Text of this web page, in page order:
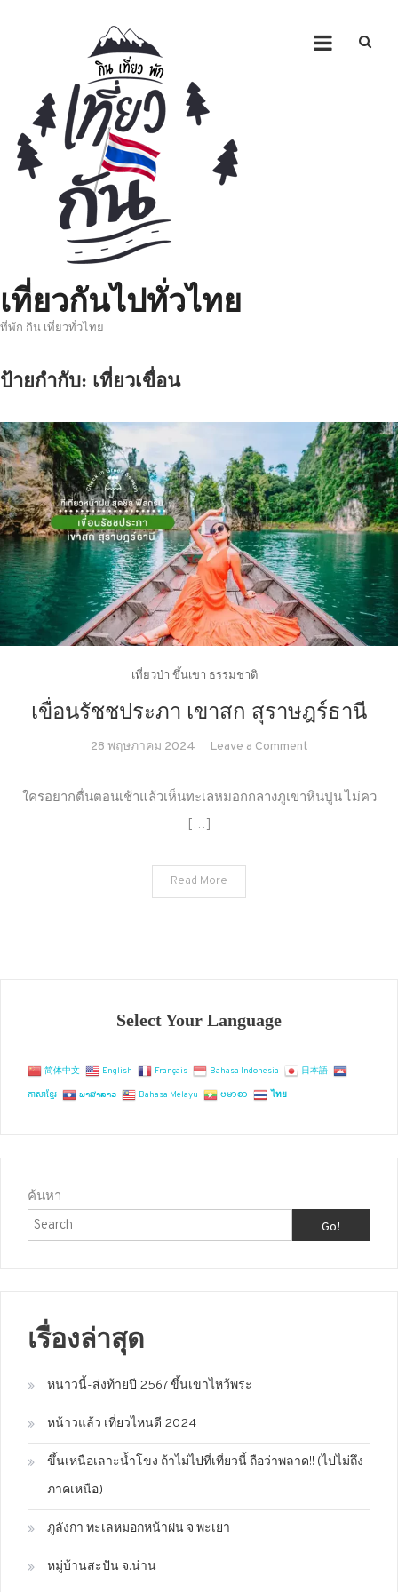
เที่ยวกันไปทั่วไทย
ที่พัก กิน เที่ยวทั่วไทย
ป้ายกำกับ: เที่ยวเขื่อน
เที่ยวป่า ขึ้นเขา ธรรมชาติ
เขื่อนรัชชประภา เขาสก สุราษฎร์ธานี
28 พฤษภาคม 2024 Leave a Commenton
รัช
ใครอยากตื่นตอนเช้าแล้วเห็นทะเลหมอกกลางภูเขาหินปูน ไม่คว
[…]
Read More
Select Your Language
简体中文 English Français Bahasa Indonesia 日本語
ភាសាខ្មែរ ພາສາລາວ Bahasa Melayu ဗမာစာ ไทย
ค้นหา
Go!
เรื่องล่าสุด
หนาวนี้-ส่งท้ายปี 2567 ขึ้นเขาไหว้พระ
หน้าวแล้ว เที่ยวไหนดี 2024
ขึ้นเหนือเลาะน้ำโขง ถ้าไม่ไปที่เที่ยวนี้ ถือว่าพลาด!! (ไปไม่ถึง
ภาคเหนือ)
ภูลังกา ทะเลหมอกหน้าฝน จ.พะเยา
หมู่บ้านสะปัน จ.น่าน